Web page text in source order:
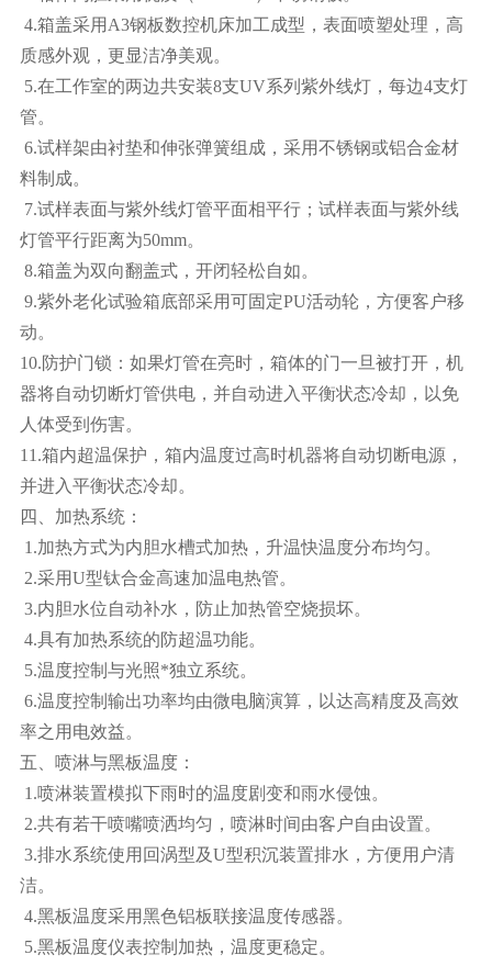
4.箱盖采用A3钢板数控机床加工成型，表面喷塑处理，高
质感外观，更显洁净美观。
5.在工作室的两边共安装8支UV系列紫外线灯，每边4支灯
管。
6.试样架由衬垫和伸张弹簧组成，采用不锈钢或铝合金材
料制成。
7.试样表面与紫外线灯管平面相平行；试样表面与紫外线
灯管平行距离为50mm。
8.箱盖为双向翻盖式，开闭轻松自如。
9.紫外老化试验箱底部采用可固定PU活动轮，方便客户移
动。
10.防护门锁：如果灯管在亮时，箱体的门一旦被打开，机
器将自动切断灯管供电，并自动进入平衡状态冷却，以免
人体受到伤害。
11.箱内超温保护，箱内温度过高时机器将自动切断电源，
并进入平衡状态冷却。
四、加热系统：
1.加热方式为内胆水槽式加热，升温快温度分布均匀。
2.采用U型钛合金高速加温电热管。
3.内胆水位自动补水，防止加热管空烧损坏。
4.具有加热系统的防超温功能。
5.温度控制与光照*独立系统。
6.温度控制输出功率均由微电脑演算，以达高精度及高效
率之用电效益。
五、喷淋与黑板温度：
1.喷淋装置模拟下雨时的温度剧变和雨水侵蚀。
2.共有若干喷嘴喷洒均匀，喷淋时间由客户自由设置。
3.排水系统使用回涡型及U型积沉装置排水，方便用户清
洁。
4.黑板温度采用黑色铝板联接温度传感器。
5.黑板温度仪表控制加热，温度更稳定。